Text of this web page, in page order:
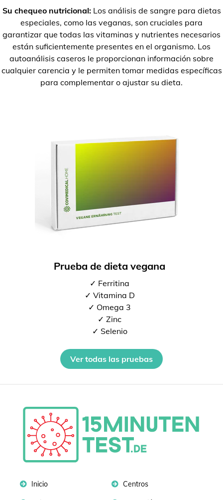
Su chequeo nutricional:Los análisis de sangre para dietas
especiales, como las veganas, son cruciales para
garantizar que todas las vitaminas y nutrientes necesarios
están suficientemente presentes en el organismo. Los
autoanálisis caseros le proporcionan información sobre
cualquier carencia y le permiten tomar medidas específicas
para complementar o ajustar su dieta.
Prueba de dieta vegana
✓ Ferritina
✓ Vitamina D
✓ Omega 3
✓ Zinc
✓ Selenio
Ver todas las pruebas
Inicio Centros